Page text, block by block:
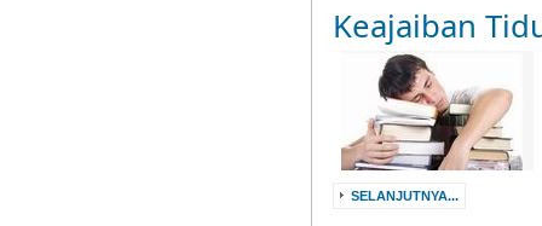
Keajaiban
SELANJUTNYA...